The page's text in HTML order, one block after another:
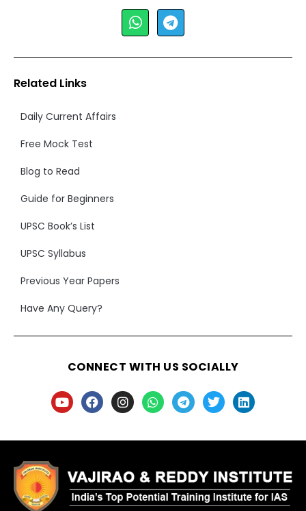
Related Links
Daily Current Affairs
Free Mock Test
Blog to Read
Guide for Beginners
UPSC Book’s List
UPSC Syllabus
Previous Year Papers
Have Any Query?
CONNECT WITH US SOCIALLY